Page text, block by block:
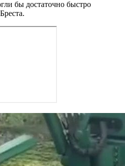
бы достаточно быстро